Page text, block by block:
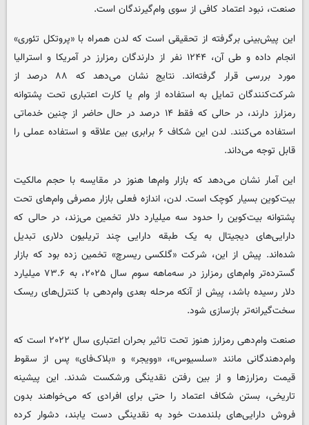
صنعت، نبود اعتماد کافی از سوی وام‌گیرندگان است.
این پیش‌بینی برگرفته از تحقیقی است که لدن همراه با «پروتکل تئوری»
انجام داده و طی آن، ۱۲۴۴ نفر از دارندگان رمزارز در آمریکا و استرالیا
مورد بررسی قرار گرفته‌اند. نتایج نشان می‌دهد که ۸۸ درصد از
شرکت‌کنندگان تمایل به استفاده از وام یا کارت اعتباری تحت پشتوانه
رمزارز دارند، در حالی که فقط ۱۴ درصد در حال حاضر از چنین خدماتی
استفاده می‌کنند. لدن این شکاف ۶ برابری بین علاقه و استفاده عملی را
قابل توجه می‌داند.
این آمار نشان می‌دهد که بازار وام‌ها هنوز در مقایسه با حجم مالکیت
بیت‌کوین بسیار کوچک است. لدن، اندازه فعلی بازار مصرفی وام‌های تحت
پشتوانه‌ بیت‌کوین را حدود سه میلیارد دلار تخمین می‌زند، در حالی که
دارایی‌های دیجیتال به یک طبقه دارایی چند تریلیون دلاری تبدیل
شده‌اند. پیش از این، شرکت «گلکسی ریسرچ» تخمین زده بود که بازار
گسترده‌تر وام‌های رمزارز در سه‌ماهه سوم سال ۲۰۲۵، به ۷۳.۶ میلیارد
دلار رسیده باشد، پیش از آنکه مرحله بعدی وام‌دهی با کنترل‌های ریسک
سخت‌گیرانه‌تر بازسازی شود.
صنعت وام‌دهی رمزارز هنوز تحت تاثیر بحران اعتباری سال ۲۰۲۲ است که
وام‌دهندگانی مانند «سلسیوس»، «وویجر» و «بلاک‌فای» پس از سقوط
قیمت رمزارزها و از بین رفتن نقدینگی ورشکست شدند. این پیشینه
تاریخی، بستن شکاف اعتماد را حتی برای افرادی که می‌خواهند بدون
فروش دارایی‌های بلندمدت خود به نقدینگی دست یابند، دشوار کرده